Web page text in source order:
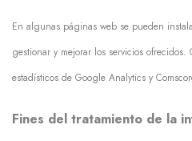
En algunas páginas web se pueden
gestionar y mejorar los servicios ofrecidos.
estadísticos de Google Analytics y
Fines del tratamiento de la